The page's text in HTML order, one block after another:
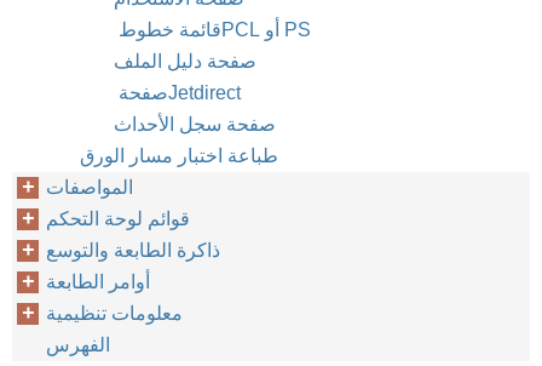
قائمة خطوط ‏PCL‏ أو ‏PS
صفحة دليل الملف
صفحة ‏Jetdirect
صفحة سجل الأحداث
طباعة اختبار مسار الورق
المواصفات
قوائم لوحة التحكم
ذاكرة الطابعة والتوسع
أوامر الطابعة
معلومات تنظيمية
الفهرس